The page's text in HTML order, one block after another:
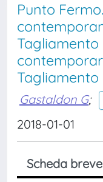
Punto
Tagliamento
Tagliamento
Gastaldon G;
2018-01-01
Scheda breve